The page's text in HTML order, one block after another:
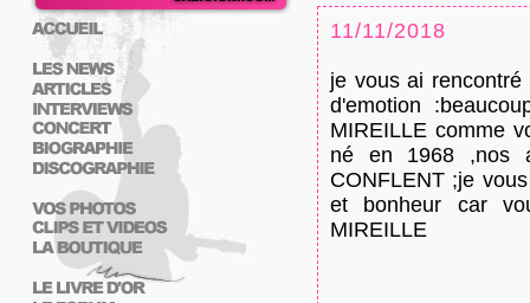
11/11/2018
je vous ai
d'emotion
MIREILLE comme
né en 1968 ,nos
CONFLENT ;je
et bonheur car
MIREILLE